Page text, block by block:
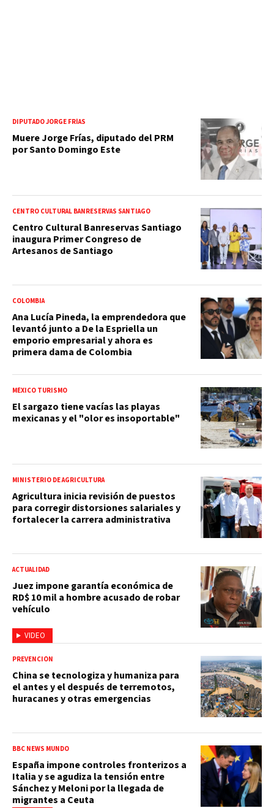
DIPUTADO JORGE FRÍAS
Muere Jorge Frías, diputado del PRM
por Santo Domingo Este
CENTRO CULTURAL BANRESERVAS SANTIAGO
Centro Cultural Banreservas Santiago
inaugura Primer Congreso de
Artesanos de Santiago
COLOMBIA
Ana Lucía Pineda, la emprendedora que
levantó junto a De la Espriella un
emporio empresarial y ahora es
primera dama de Colombia
MÉXICO TURISMO
El sargazo tiene vacías las playas
mexicanas y el "olor es insoportable"
MINISTERIO DE AGRICULTURA
Agricultura inicia revisión de puestos
para corregir distorsiones salariales y
fortalecer la carrera administrativa
VIDEO
ACTUALIDAD
Juez impone garantía económica de
RD$ 10 mil a hombre acusado de robar
vehículo
PREVENCIÓN
China se tecnologiza y humaniza para
el antes y el después de terremotos,
huracanes y otras emergencias
BBC NEWS MUNDO
España impone controles fronterizos a
Italia y se agudiza la tensión entre
Sánchez y Meloni por la llegada de
migrantes a Ceuta